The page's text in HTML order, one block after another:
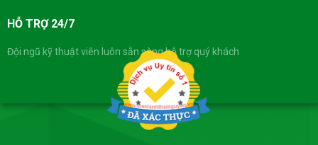
HỖ TRỢ 24/7
Đội ngũ kỹ thuật viên luôn sẵn sàng hỗ trợ quý khách